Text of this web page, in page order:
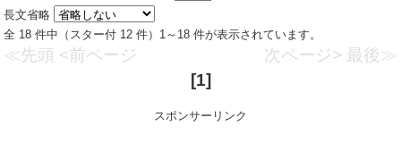
長文省略
全 18 件中（スター付 12 件）1～18 件が表示されています。
≪先頭 <前ページ 次ページ> 最後≫
[1]
スポンサーリンク